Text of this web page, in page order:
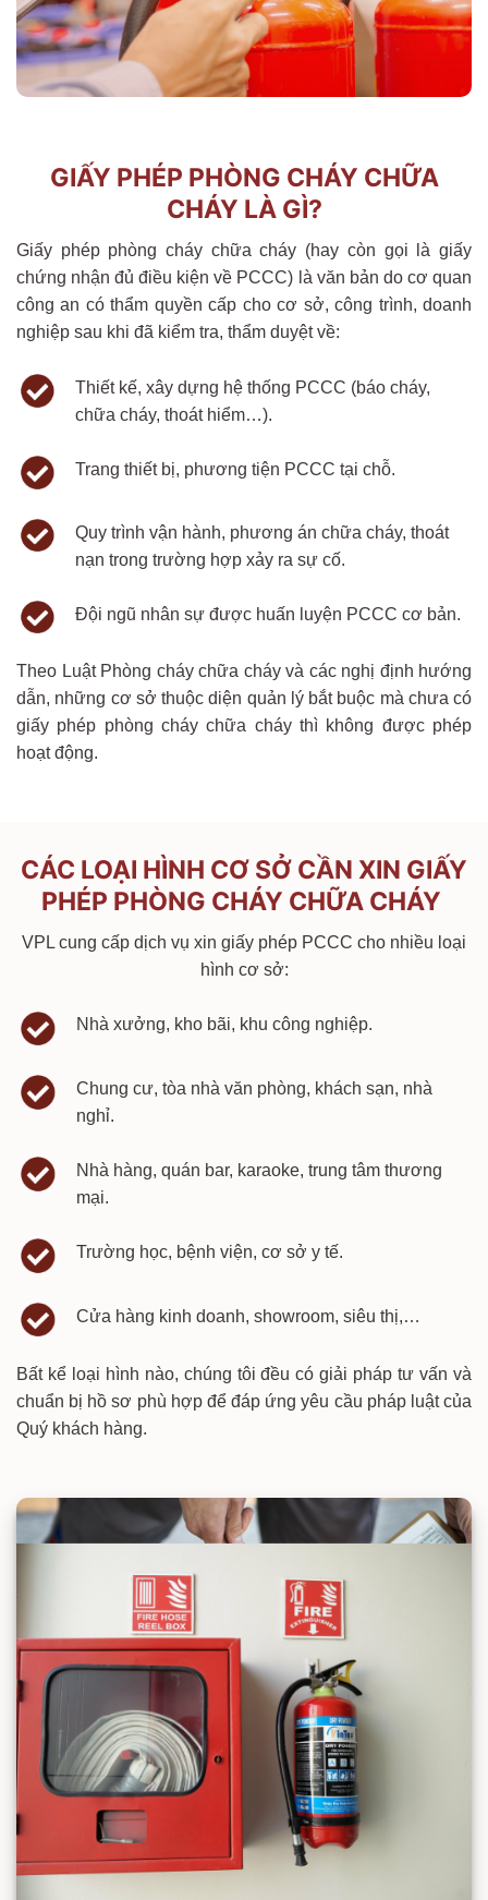
GIẤY PHÉP PHÒNG CHÁY CHỮA
CHÁY LÀ GÌ?
Giấy phép phòng cháy chữa cháy (hay còn gọi là giấy
chứng nhận đủ điều kiện về PCCC) là văn bản do cơ quan
công an có thẩm quyền cấp cho cơ sở, công trình, doanh
nghiệp sau khi đã kiểm tra, thẩm duyệt về:
Thiết kế, xây dựng hệ thống PCCC (báo cháy,
chữa cháy, thoát hiểm…).
Trang thiết bị, phương tiện PCCC tại chỗ.
Quy trình vận hành, phương án chữa cháy, thoát
nạn trong trường hợp xảy ra sự cố.
Đội ngũ nhân sự được huấn luyện PCCC cơ bản.
Theo Luật Phòng cháy chữa cháy và các nghị định hướng
dẫn, những cơ sở thuộc diện quản lý bắt buộc mà chưa có
giấy phép phòng cháy chữa cháy thì không được phép
hoạt động.
CÁC LOẠI HÌNH CƠ SỞ CẦN XIN GIẤY
PHÉP PHÒNG CHÁY CHỮA CHÁY
VPL cung cấp dịch vụ xin giấy phép PCCC cho nhiều loại
hình cơ sở:
Nhà xưởng, kho bãi, khu công nghiệp.
Chung cư, tòa nhà văn phòng, khách sạn, nhà
nghỉ.
Nhà hàng, quán bar, karaoke, trung tâm thương
mại.
Trường học, bệnh viện, cơ sở y tế.
Cửa hàng kinh doanh, showroom, siêu thị,…
Bất kể loại hình nào, chúng tôi đều có giải pháp tư vấn và
chuẩn bị hồ sơ phù hợp để đáp ứng yêu cầu pháp luật của
Quý khách hàng.